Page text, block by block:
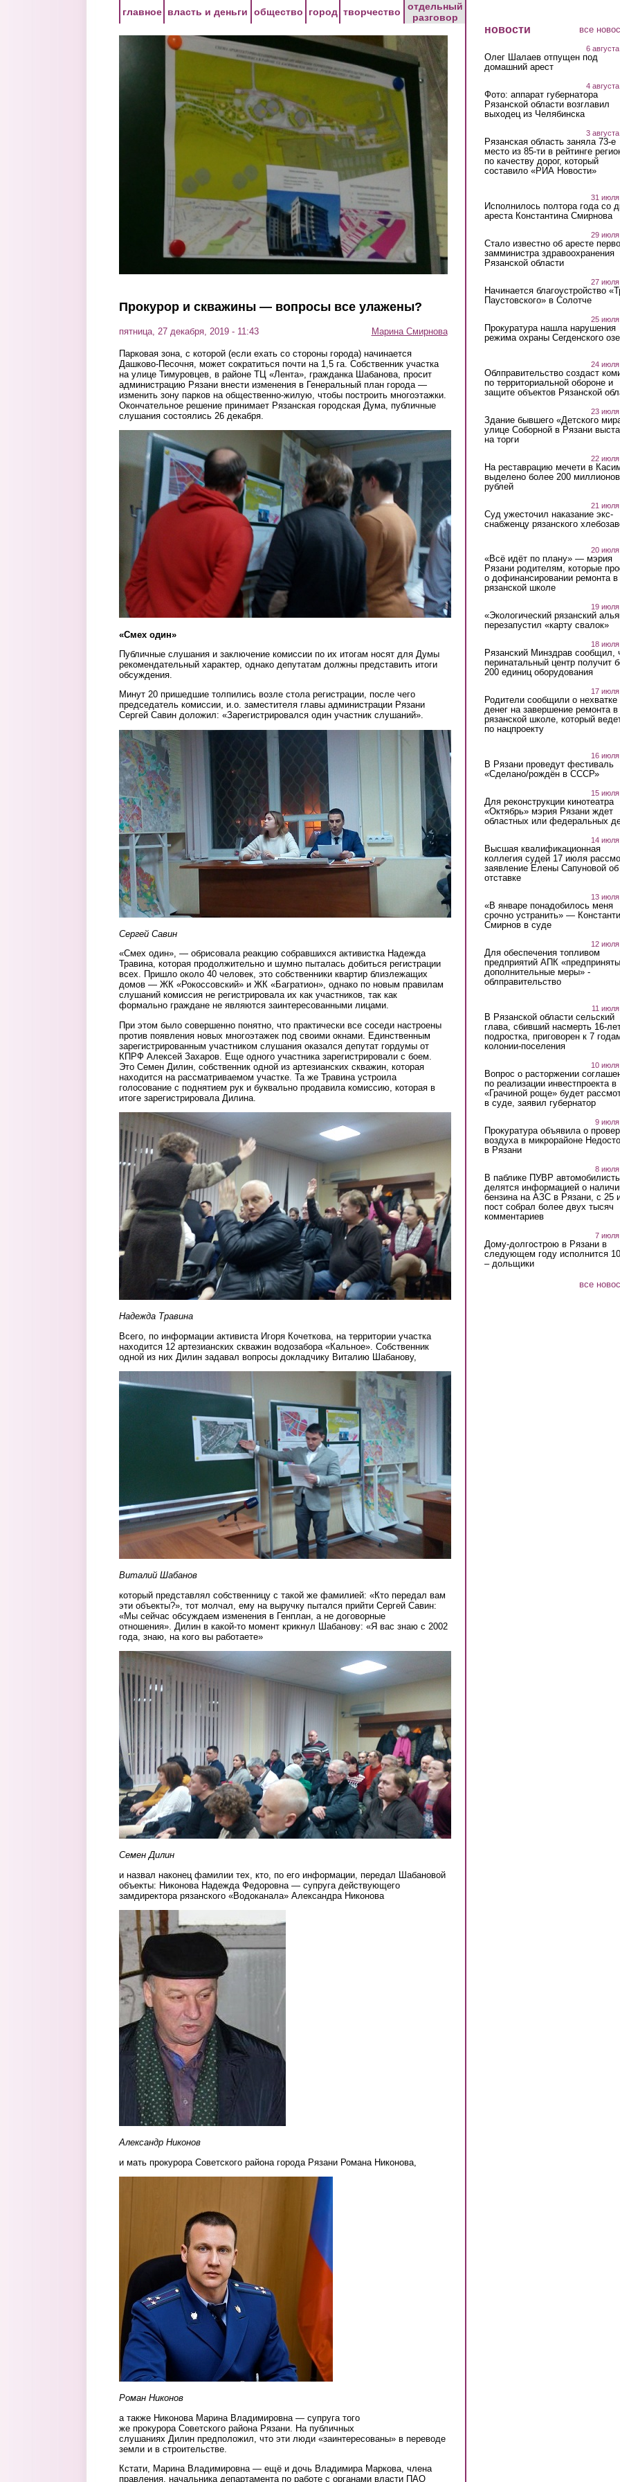
главное власть и деньги общество город творчество
отдельный
разговор
Прокурор и скважины — вопросы все улажены?
пятница, 27 декабря, 2019 - 11:43 Марина Смирнова
Парковая зона, с которой (если ехать со стороны города) начинается
Дашково-Песочня, может сократиться почти на 1,5 га. Собственник участка
на улице Тимуровцев, в районе ТЦ «Лента», гражданка Шабанова, просит
администрацию Рязани внести изменения в Генеральный план города —
изменить зону парков на общественно-жилую, чтобы построить многоэтажки.
Окончательное решение принимает Рязанская городская Дума, публичные
слушания состоялись 26 декабря.
slushaniya.jpg
«Смех один»
Публичные слушания и заключение комиссии по их итогам носят для Думы
рекомендательный характер, однако депутатам должны представить итоги
обсуждения.
Минут 20 пришедшие толпились возле стола регистрации, после чего
председатель комиссии, и.о. заместителя главы администрации Рязани
Сергей Савин доложил: «Зарегистрировался один участник слушаний».
img_20191226_182334.jpg
Сергей Савин
«Смех один», — обрисовала реакцию собравшихся активистка Надежда
Травина, которая продолжительно и шумно пыталась добиться регистрации
всех. Пришло около 40 человек, это собственники квартир близлежащих
домов — ЖК «Рокоссовский» и ЖК «Багратион», однако по новым правилам
слушаний комиссия не регистрировала их как участников, так как
формально граждане не являются заинтересованными лицами.
При этом было совершенно понятно, что практически все соседи настроены
против появления новых многоэтажек под своими окнами. Единственным
зарегистрированным участником слушания оказался депутат гордумы от
КПРФ Алексей Захаров. Еще одного участника зарегистрировали с боем.
Это Семен Дилин, собственник одной из артезианских скважин, которая
находится на рассматриваемом участке. Та же Травина устроила
голосование с поднятием рук и буквально продавила комиссию, которая в
итоге зарегистрировала Дилина.
img_20191226_181857.jpg
Надежда Травина
Всего, по информации активиста Игоря Кочеткова, на территории участка
находится 12 артезианских скважин водозабора «Кальное». Собственник
одной из них Дилин задавал вопросы докладчику Виталию Шабанову,
shabanov.jpg
Виталий Шабанов
который представлял собственницу с такой же фамилией: «Кто передал вам
эти объекты?», тот молчал, ему на выручку пытался прийти Сергей Савин:
«Мы сейчас обсуждаем изменения в Генплан, а не договорные
отношения». Дилин в какой-то момент крикнул Шабанову: «Я вас знаю с 2002
года, знаю, на кого вы работаете»
dilin.jpg
Семен Дилин
и назвал наконец фамилии тех, кто, по его информации, передал Шабановой
объекты: Никонова Надежда Федоровна — супруга действующего
замдиректора рязанского «Водоканала» Александра Никонова
nikonovst.jpg
Александр Никонов
и мать прокурора Советского района города Рязани Романа Никонова,
Роман Никонов
а также Никонова Марина Владимировна — супруга того
же прокурора Советского района Рязани. На публичных
слушаниях Дилин предположил, что эти люди «заинтересованы» в переводе
земли и в строительстве.
Кстати, Марина Владимировна — ещё и дочь Владимира Маркова, члена
правления, начальника департамента по работе с органами власти ПАО
новости все
6
Олег Шалаев отпущен под
домашний арест
4
Фото: аппарат губернатора
Рязанской области возглавил
выходец из Челябинска
3
Рязанская область заняла 73-е
место из 85-ти в рейтинге
по качеству дорог, который
составило «РИА Новости»
31
Исполнилось полтора года со
ареста Константина Смирнова
29
Стало известно об аресте
замминистра здравоохранения
Рязанской области
27
Начинается благоустройство
Паустовского» в Солотче
25
Прокуратура нашла нарушения
режима охраны Сегденского
24
Облправительство создаст
по территориальной обороне и
защите объектов Рязанской
23 июля
Здание бывшего «Детского
улице Соборной в Рязани
на торги
22
На реставрацию мечети в
выделено более 200 миллионов
рублей
21
Суд ужесточил наказание экс-
снабженцу рязанского
20
«Всё идёт по плану» — мэрия
Рязани родителям, которые
о дофинансировании ремонта в
рязанской школе
19
«Экологический рязанский
перезапустил «карту свалок»
18
Рязанский Минздрав сообщил,
перинатальный центр получит
200 единиц оборудования
17
Родители сообщили о нехватке
денег на завершение ремонта в
рязанской школе, который
по нацпроекту
16
В Рязани проведут фестиваль
«Сделано/рождён в СССР»
15
Для реконструкции кинотеатра
«Октябрь» мэрия Рязани ждет
областных или федеральных
14
Высшая квалификационная
коллегия судей 17 июля
заявление Елены Сапуновой об
отставке
13
«В январе понадобилось меня
срочно устранить» —
Смирнов в суде
12
Для обеспечения топливом
предприятий АПК «предприняты
дополнительные меры» -
облправительство
11
В Рязанской области сельский
глава, сбивший насмерть 16-
подростка, приговорен к 7
колонии-поселения
10
Вопрос о расторжении
по реализации инвестпроекта в
«Грачиной роще» будет
в суде, заявил губернатор
9 июля
Прокуратура объявила о
воздуха в микрорайоне
в Рязани
8 июля
В паблике ПУВР
делятся информацией о
бензина на АЗС в Рязани, с 25
пост собрал более двух тысяч
комментариев
7 июля
Дому-долгострою в Рязани в
следующем году исполнится
– дольщики
все